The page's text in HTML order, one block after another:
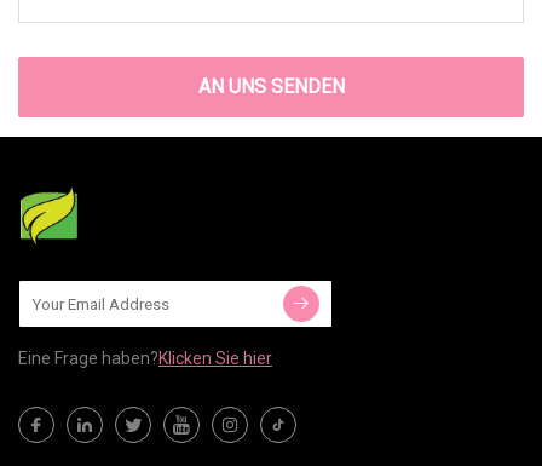
AN UNS SENDEN
Eine Frage haben?Klicken Sie hier